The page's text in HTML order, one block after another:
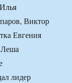
Виктор
Евгения
лидер